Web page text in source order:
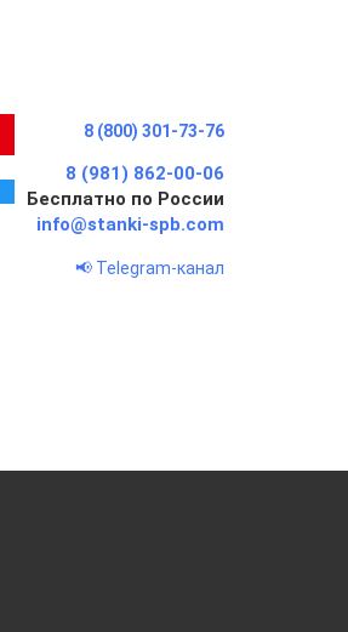
8 (800) 301-73-76
8 (981) 862-00-06
Бесплатно по России
info@stanki-spb.com
📢 Telegram-канал